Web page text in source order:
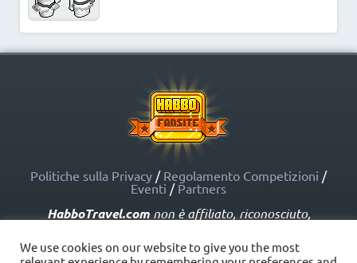
Politiche sulla Privacy / Regolamento Competizioni /
Eventi / Partners
HabboTravel.comnon è affiliato, riconosciuto,
sponsorizzato o approvato da Sulake Corporation Oy o
dalle società affiliate. HabboTravel.com può servirsi di
marchi registrati e altre proprietà intellettuali di Habbo
We use cookies on our website to give you the most